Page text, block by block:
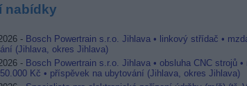
nabídky
- Bosch Powertrain s.r.o. Jihlava • linkový střídač •
(Jihlava, okres Jihlava)
- Bosch Powertrain s.r.o. Jihlava • obsluha CNC strojů
Kč • příspěvek na ubytování (Jihlava, okres Jihlava)